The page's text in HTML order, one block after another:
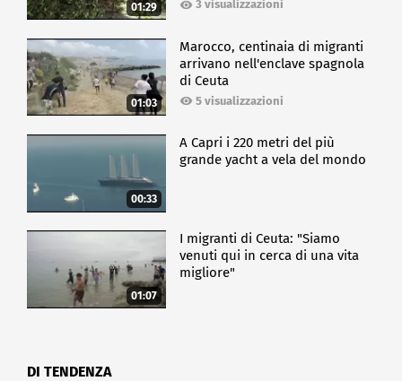
01:29 3 visualizzazioni
01:03
Marocco, centinaia di migranti
arrivano nell'enclave spagnola
di Ceuta
5 visualizzazioni
00:33
A Capri i 220 metri del più
grande yacht a vela del mondo
01:07
I migranti di Ceuta: "Siamo
venuti qui in cerca di una vita
migliore"
DI TENDENZA